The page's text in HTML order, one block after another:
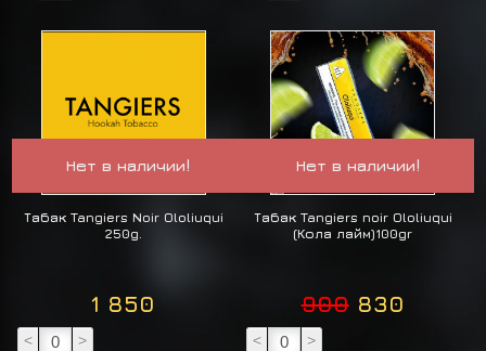
Нет в наличии!
Табак Tangiers Noir Ololiuqui
250g.
1 850
< >
Нет в наличии!
Табак Tangiers noir Ololiuqui
(Кола лайм)100gr
900 830
< >